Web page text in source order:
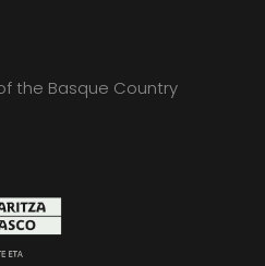
the Basque Country